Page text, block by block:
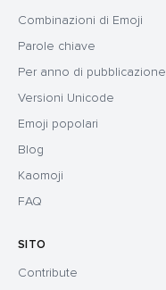
Combinazioni di Emoji
Parole chiave
Per anno di pubblicazione
Versioni Unicode
Emoji popolari
Blog
Kaomoji
FAQ
SITO
Contribute